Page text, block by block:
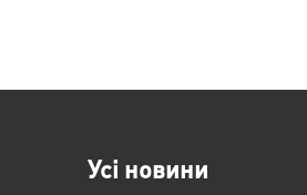
Усі новини